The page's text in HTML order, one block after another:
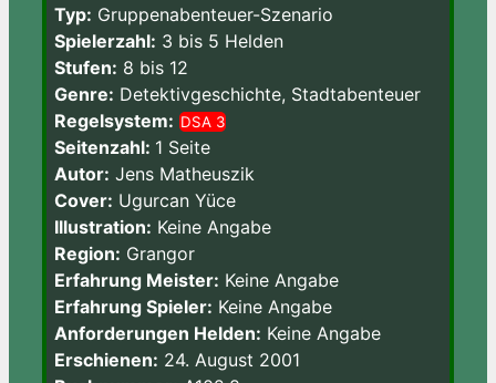
Typ: Gruppenabenteuer-Szenario
Spielerzahl: 3 bis 5 Helden
Stufen: 8 bis 12
Genre: Detektivgeschichte, Stadtabenteuer
Regelsystem: DSA 3
Seitenzahl: 1 Seite
Autor: Jens Matheuszik
Cover: Ugurcan Yüce
Illustration: Keine Angabe
Region: Grangor
Erfahrung Meister: Keine Angabe
Erfahrung Spieler: Keine Angabe
Anforderungen Helden: Keine Angabe
Erschienen: 24. August 2001